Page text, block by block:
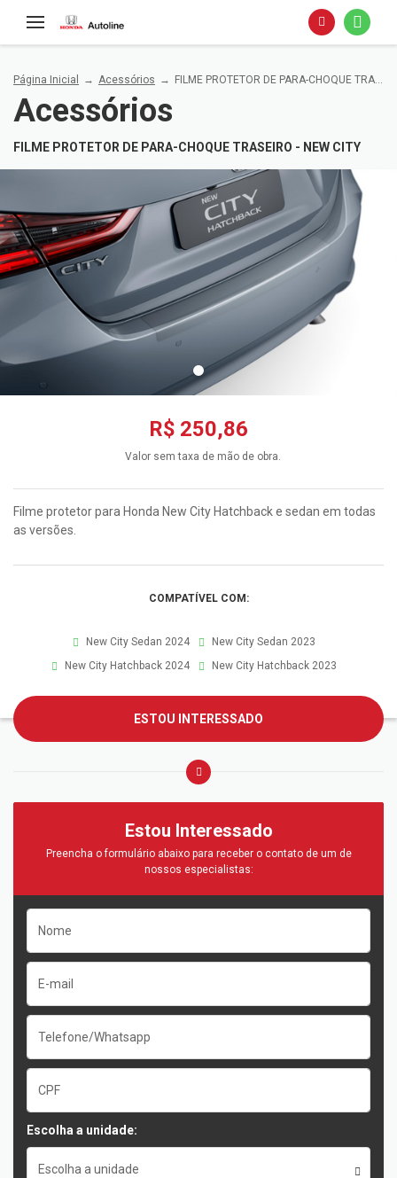
Página Inicial Acessórios FILME PROTETOR DE PARA-CHOQUE TRASEIRO - NEW CITY
Acessórios
FILME PROTETOR DE PARA-CHOQUE TRASEIRO - NEW CITY
R$ 250,86
Valor sem taxa de mão de obra.
Filme protetor para Honda New City Hatchback e sedan em todas
as versões.
COMPATÍVEL COM:
New City Sedan 2024
New City Sedan 2023
New City Hatchback 2024
New City Hatchback 2023
ESTOU INTERESSADO
Estou Interessado
Preencha o formulário abaixo para receber o contato de um de
nossos especialistas:
Escolha a unidade:
Escolha a unidade